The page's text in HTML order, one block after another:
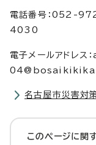
電話番号：052-
4030
電子メールアドレス
名古屋市災害対
このページに関